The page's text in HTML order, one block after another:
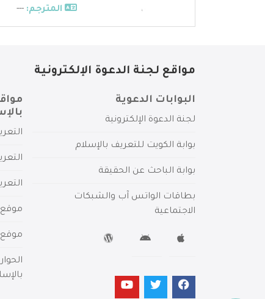
المترجم: ---
مواقع لجنة الدعوة الإلكترونية
البوابات الدعوية
لجنة الدعوة الإلكترونية
بوابة الكويت للتعريف بالإسلام
بوابة الباحث عن الحقيقة
بطاقات الواتس آب والشبكات
الاجتماعية
موقع
موقع